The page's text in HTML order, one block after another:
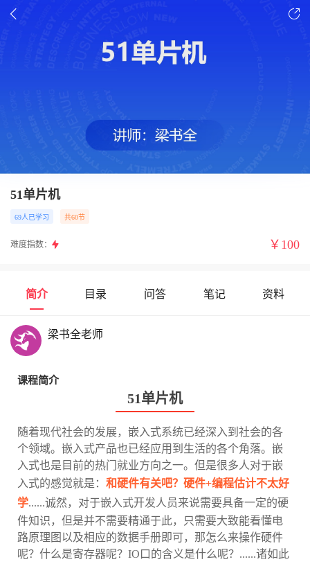
51单片机
69人已学习 共60节
难度指数： ￥ 100
简介 目录 问答 笔记 资料
梁书全老师
课程简介
51单片机
随着现代社会的发展，嵌入式系统已经深入到社会的各
个领域。嵌入式产品也已经应用到生活的各个角落。嵌
入式也是目前的热门就业方向之一。但是很多人对于嵌
入式的感觉就是： 和硬件有关吧？硬件+编程估计不太好
学......诚然，对于嵌入式开发人员来说需要具备一定的硬
件知识，但是并不需要精通于此，只需要大致能看懂电
路原理图以及相应的数据手册即可，那怎么来操作硬件
呢？什么是寄存器呢？IO口的含义是什么呢？......诸如此